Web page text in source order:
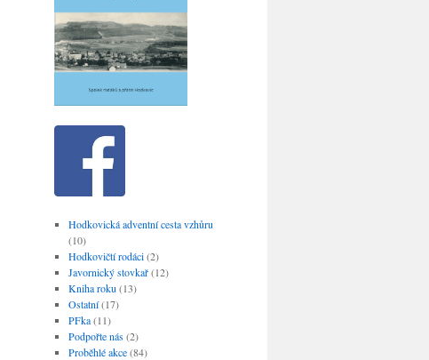
Hodkovická adventní cesta vzhůru
(10)
Hodkovičtí rodáci(2)
Javornický stovkař(12)
Kniha roku (13)
Ostatní(17)
PFka(11)
Podpořte nás(2)
Proběhlé akce(84)